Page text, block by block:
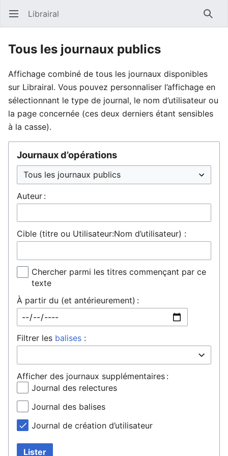
Ouvrir le menu principal Librairal
Tous les journaux publics
Affichage combiné de tous les journaux disponibles
sur Librairal. Vous pouvez personnaliser l’affichage en
sélectionnant le type de journal, le nom d’utilisateur ou
la page concernée (ces deux derniers étant sensibles
à la casse).
Journaux d’opérations
Auteur :
Cible (titre ou Utilisateur:Nom d’utilisateur) :
Chercher parmi les titres commençant par ce
texte
À partir du (et antérieurement) :
Filtrer les balises :
Afficher des journaux supplémentaires :
Journal des relectures
Journal des balises
Journal de création d’utilisateur
Lister